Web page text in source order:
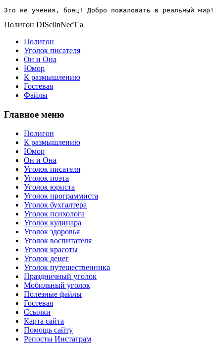
Это не учения, боец! Добро пожаловать в реальный мир!
Полигон DISc0nNecT'a
Полигон
Уголок писателя
Он и Она
Юмор
К размышлению
Гостевая
Файлы
Главное меню
Полигон
К размышлению
Юмор
Он и Она
Уголок писателя
Уголок поэта
Уголок юриста
Уголок программиста
Уголок бухгалтера
Уголок психолога
Уголок кулинара
Уголок здоровья
Уголок воспитателя
Уголок красоты
Уголок денег
Уголок путешественника
Праздничный уголок
Мобильный уголок
Полезные файлы
Гостевая
Ссылки
Карта сайта
Помощь сайту
Репосты Инстаграм